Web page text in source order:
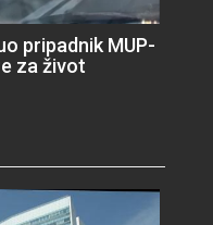
pripadnik MUP-
za život